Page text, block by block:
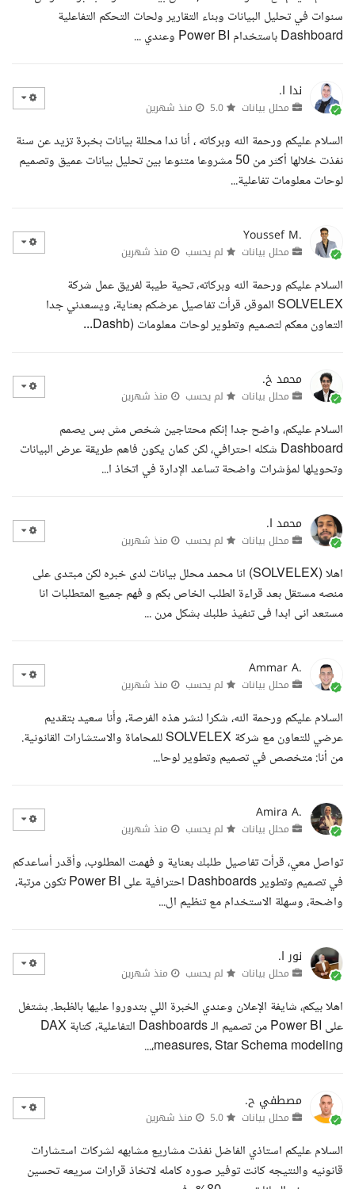
سنوات في تحليل البيانات وبناء التقارير ولحات التحكم التفاعلية
Dashboard باستخدام Power BI وعندي ...
ندا ا.
محلل بيانات منذ شهرين
السلام عليكم ورحمة الله وبركاته ، أنا ندا محللة بيانات بخبرة تزيد عن سنة
نفذت خلالها أكثر من 50 مشروعا متنوعا بين تحليل بيانات عميق وتصميم
لوحات معلومات تفاعلية...
Youssef M.
محلل بيانات لم يحسب منذ شهرين
السلام عليكم ورحمة الله وبركاته، تحية طيبة لفريق عمل شركة
SOLVELEX الموقر، قرأت تفاصيل عرضكم بعناية، ويسعدني جدا
التعاون معكم لتصميم وتطوير لوحات معلومات (Dashb...
محمد خ.
محلل بيانات لم يحسب منذ شهرين
السلام عليكم، واضح جدا إنكم محتاجين شخص مش بس يصمم
Dashboard شكله احترافي، لكن كمان يكون فاهم طريقة عرض البيانات
وتحويلها لمؤشرات واضحة تساعد الإدارة في اتخاذ ا...
محمد ا.
محلل بيانات لم يحسب منذ شهرين
اهلا (SOLVELEX) انا محمد محلل بيانات لدى خبره لكن مبتدى على
منصه مستقل بعد قراءة الطلب الخاص بكم و فهم جميع المتطلبات انا
مستعد انى ابدا فى تنفيذ طلبك بشكل مرن ...
Ammar A.
محلل بيانات لم يحسب منذ شهرين
السلام عليكم ورحمة الله، شكرا لنشر هذه الفرصة، وأنا سعيد بتقديم
عرضي للتعاون مع شركة SOLVELEX للمحاماة والاستشارات القانونية.
من أنا: متخصص في تصميم وتطوير لوحا...
Amira A.
محلل بيانات لم يحسب منذ شهرين
تواصل معي، قرأت تفاصيل طلبك بعناية و فهمت المطلوب، وأقدر أساعدكم
في تصميم وتطوير Dashboards احترافية على Power BI تكون مرتبة،
واضحة، وسهلة الاستخدام مع تنظيم ال...
نور ا.
محلل بيانات لم يحسب منذ شهرين
اهلا بيكم، شايفة الإعلان وعندي الخبرة اللي بتدوروا عليها بالظبط. بشتغل
على Power BI من تصميم الـ Dashboards التفاعلية، كتابة DAX
measures، Star Schema modeling،...
مصطفي ح.
محلل بيانات منذ شهرين
السلام عليكم استاذي الفاضل نفذت مشاريع مشابهه لشركات استشارات
قانونيه والنتيجه كانت توفير صوره كامله لاتخاذ قرارات سريعه تحسين